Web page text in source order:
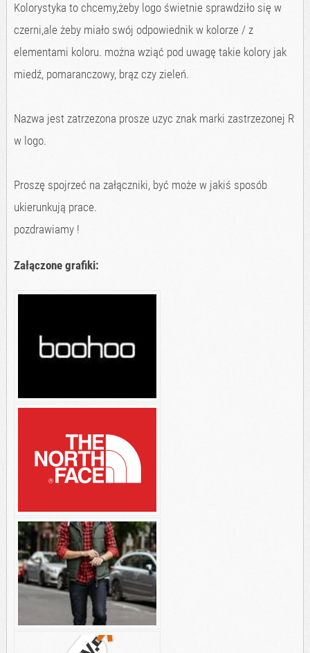
Kolorystyka to chcemy,żeby logo świetnie sprawdziło się w
czerni,ale żeby miało swój odpowiednik w kolorze / z
elementami koloru. można wziąć pod uwagę takie kolory jak
miedź, pomaranczowy, brąz czy zieleń.
Nazwa jest zatrzezona prosze uzyc znak marki zastrzezonej R
w logo.
Proszę spojrzeć na załączniki, być może w jakiś sposób
ukierunkują prace.
pozdrawiamy !
Załączone grafiki: